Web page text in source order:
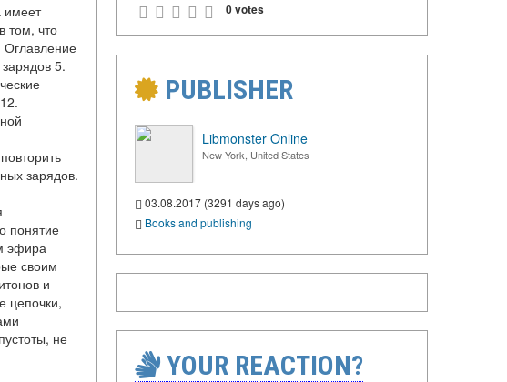
том, что
5.
зарядов.
понятие
эфира
своим
и
цепочки,
не
0 votes
PUBLISHER
Libmonster Online
New-York, United States
03.08.2017 (3291 days ago)
Books and publishing
YOUR REACTION?